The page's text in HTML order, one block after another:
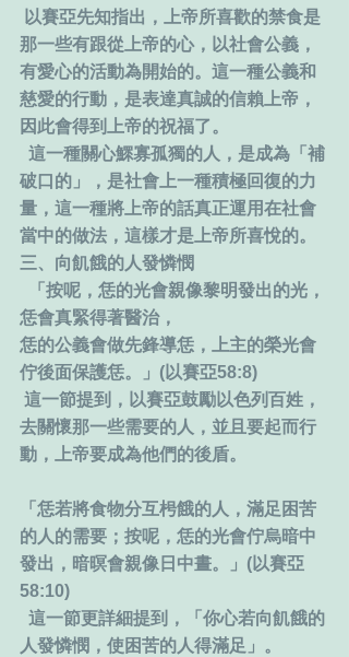
以賽亞先知指出，上帝所喜歡的禁食是
那一些有跟從上帝的心，以社會公義，
有愛心的活動為開始的。這一種公義和
慈愛的行動，是表達真誠的信賴上帝，
因此會得到上帝的祝福了。
這一種關心鰥寡孤獨的人，是成為「補
破口的」，是社會上一種積極回復的力
量，這一種將上帝的話真正運用在社會
當中的做法，這樣才是上帝所喜悅的。
三、向飢餓的人發憐憫
「按呢，恁的光會親像黎明發出的光，
恁會真緊得著醫治，
恁的公義會做先鋒導恁，上主的榮光會
佇後面保護恁。」(以賽亞58:8)
這一節提到，以賽亞鼓勵以色列百姓，
去關懷那一些需要的人，並且要起而行
動，上帝要成為他們的後盾。
「恁若將食物分互枵餓的人，滿足困苦
的人的需要；按呢，恁的光會佇烏暗中
發出，暗暝會親像日中晝。」(以賽亞
58:10)
這一節更詳細提到，「你心若向飢餓的
人發憐憫，使困苦的人得滿足」。